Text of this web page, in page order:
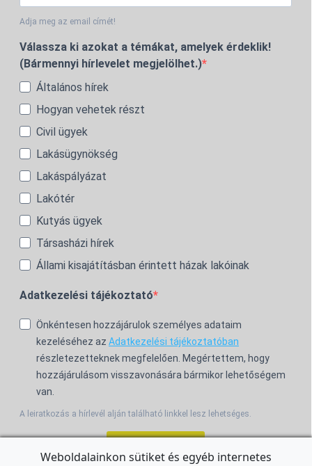
Adja meg az email címét!
Válassza ki azokat a témákat, amelyek érdeklik!
(Bármennyi hírlevelet megjelölhet.)
Általános hírek
Hogyan vehetek részt
Civil ügyek
Lakásügynökség
Lakáspályázat
Lakótér
Kutyás ügyek
Társasházi hírek
Állami kisajátításban érintett házak lakóinak
Adatkezelési tájékoztató
Önkéntesen hozzájárulok személyes adataim
kezeléséhez az Adatkezelési tájékoztatóban
részletezetteknek megfelelően. Megértettem, hogy
hozzájárulásom visszavonására bármikor lehetőségem
van.
A leiratkozás a hírlevél alján található linkkel lesz lehetséges.
Weboldalainkon sütiket és egyéb internetes